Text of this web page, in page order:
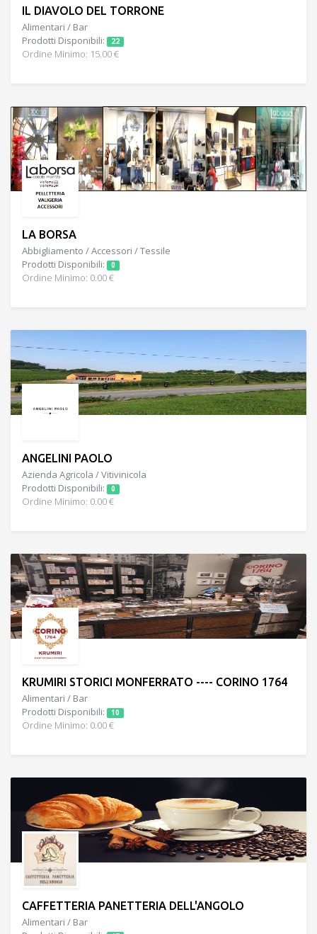
IL DIAVOLO DEL TORRONE
Alimentari / Bar
Prodotti Disponibili:
22
Ordine Minimo: 15.00 €
LA BORSA
Abbigliamento / Accessori / Tessile
Prodotti Disponibili:
0
Ordine Minimo: 0.00 €
ANGELINI PAOLO
Azienda Agricola / Vitivinicola
Prodotti Disponibili:
0
Ordine Minimo: 0.00 €
KRUMIRI STORICI MONFERRATO ---- CORINO 1764
Alimentari / Bar
Prodotti Disponibili:
10
Ordine Minimo: 0.00 €
CAFFETTERIA PANETTERIA DELL'ANGOLO
Alimentari / Bar